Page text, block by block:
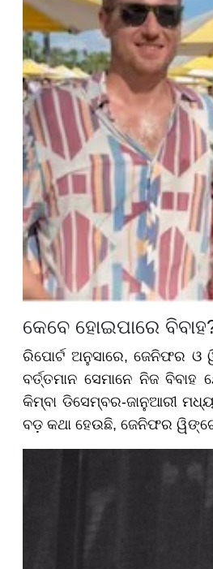
କେବେ ହୋଇପାରେ
ରିପୋର୍ଟ ଅନୁସାରେ, ଜେନିଫର ଓ
ବର୍ତ୍ତମାନ ସେମାନେ ନିଜ
କିମ୍ବା ଡିସେମ୍ବର-ଜାନୁଆରୀ
ବଡ଼ କଥା ହେଉଛି, ଜେନିଫର